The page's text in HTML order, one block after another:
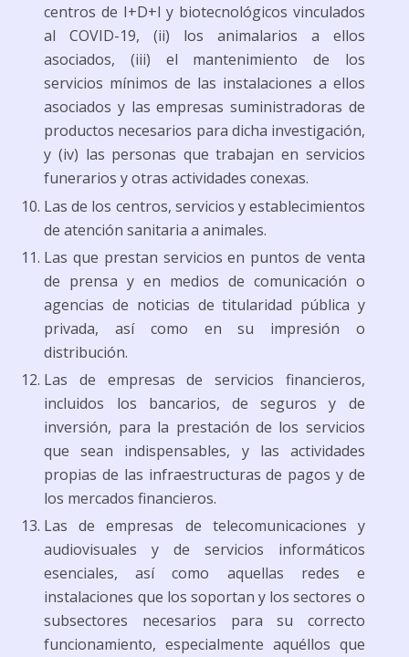
centros de I+D+I y biotecnológicos vinculados
al COVID-19, (ii) los animalarios a ellos
asociados, (iii) el mantenimiento de los
servicios mínimos de las instalaciones a ellos
asociados y las empresas suministradoras de
productos necesarios para dicha investigación,
y (iv) las personas que trabajan en servicios
funerarios y otras actividades conexas.
Las de los centros, servicios y establecimientos
de atención sanitaria a animales.
Las que prestan servicios en puntos de venta
de prensa y en medios de comunicación o
agencias de noticias de titularidad pública y
privada, así como en su impresión o
distribución.
Las de empresas de servicios financieros,
incluidos los bancarios, de seguros y de
inversión, para la prestación de los servicios
que sean indispensables, y las actividades
propias de las infraestructuras de pagos y de
los mercados financieros.
Las de empresas de telecomunicaciones y
audiovisuales y de servicios informáticos
esenciales, así como aquellas redes e
instalaciones que los soportan y los sectores o
subsectores necesarios para su correcto
funcionamiento, especialmente aquéllos que